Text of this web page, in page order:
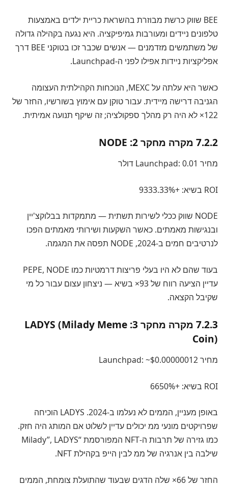
BEE שווק כרשת מבוזרת בהשראת כריית ילדים באמצעות
טלפונים ניידים ומעורבות גמיפיקציה. היא נגעה בקהילה גדולה
של משתמשים מזדמנים — אנשים שכבר זכו בטוקני BEE דרך
אפליקציות ניידות אפילו לפני ה-Launchpad.
כאשר היא עלתה על MEXC, הנוכחות הקהילתית העצומה
הגניבה דרישה מיידית. עבור טוקן עם אימוץ בשורשיו, החזר של
122× לא היה רק מהלך ספקולציה; זה שיקף תנועה אמיתית.
7.2.2 מקרה מחקר 2: NODE
מחיר Launchpad: 0.01 דולר
ROI בשיא: +9333.33%
NODE שווק ככלי לשירות תשתית — מתמקדות בבלוקצ'יין
ובנגישות מאמתים. כאשר השקעות ושירותי מאמתים הפכו
לנרטיבים חמים ב-2024, NODE תפסה את המגמה.
בעוד שהם לא היו בעלי פריצות דרמטיות כמו PEPE, NODE
עדיין הציעה רווח של 93× בשיא — ניצחון עצום עבור כל מי
שקיבל הקצאה.
7.2.3 מקרה מחקר 3: LADYS (Milady Meme
Coin)
מחיר Launchpad: ~$0.00000012
ROI בשיא: +6650%
באופן מעניין, הממים לא נעלמו ב-2024. LADYS הוכיחה
שפרויקטים מונעי ממ יכולים עדיין לשלוט אם המותג היה חזק.
כמו גזירה של תרבות ה-NFT המפורסמת “Milady”, LADYS
שילבה בין אנרגיה של ממ לבין הייפ בקהילת NFT.
החזר של 66× שלה הדגים שבעוד שהתועלת צומחת, הממים